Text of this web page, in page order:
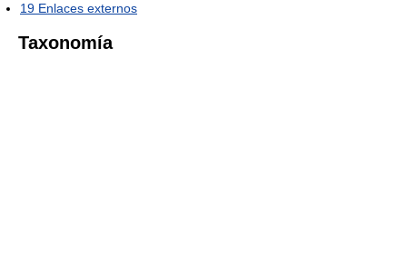
19 Enlaces externos
Taxonomía